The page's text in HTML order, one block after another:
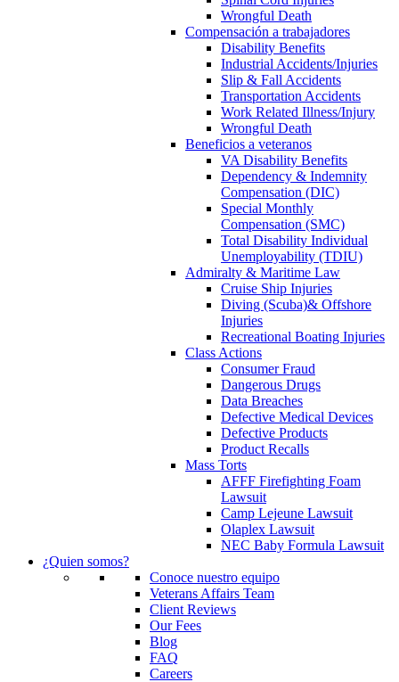
Wrongful Death
Compensación a trabajadores
Disability Benefits
Industrial Accidents/Injuries
Slip & Fall Accidents
Transportation Accidents
Work Related Illness/Injury
Wrongful Death
Beneficios a veteranos
VA Disability Benefits
Dependency & Indemnity
Compensation (DIC)
Special Monthly
Compensation (SMC)
Total Disability Individual
Unemployability (TDIU)
Admiralty & Maritime Law
Cruise Ship Injuries
Diving (Scuba)& Offshore
Injuries
Recreational Boating Injuries
Class Actions
Consumer Fraud
Dangerous Drugs
Data Breaches
Defective Medical Devices
Defective Products
Product Recalls
Mass Torts
AFFF Firefighting Foam
Lawsuit
Camp Lejeune Lawsuit
Olaplex Lawsuit
NEC Baby Formula Lawsuit
¿Quien somos?
Conoce nuestro equipo
Veterans Affairs Team
Client Reviews
Our Fees
Blog
FAQ
Careers